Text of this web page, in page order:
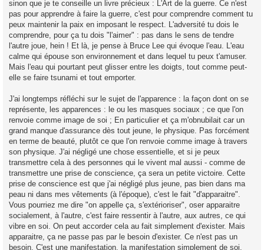
sinon que je te conseille un livre précieux : L'Art de la guerre. Ce n'est
pas pour apprendre à faire la guerre, c'est pour comprendre comment tu
peux maintenir la paix en imposant le respect. L'adversité tu dois le
comprendre, pour ça tu dois "l'aimer" : pas dans le sens de tendre
l'autre joue, hein ! Et là, je pense à Bruce Lee qui évoque l'eau. L'eau
calme qui épouse son environnement et dans lequel tu peux t'amuser.
Mais l'eau qui pourtant peut glisser entre les doigts, tout comme peut-
elle se faire tsunami et tout emporter.
J'ai longtemps réfléchi sur le sujet de l'apparence : la façon dont on se
représente, les apparences : le ou les masques sociaux ; ce que l'on
renvoie comme image de soi ; En particulier et ça m'obnubilait car un
grand manque d'assurance dès tout jeune, le physique. Pas forcément
en terme de beauté, plutôt ce que l'on renvoie comme image à travers
son physique. J'ai négligé une chose essentielle, et si je peux
transmettre cela à des personnes qui le vivent mal aussi - comme de
transmettre une prise de conscience, ça sera un petite victoire. Cette
prise de conscience est que j'ai négligé plus jeune, pas bien dans ma
peau ni dans mes vêtements (à l'époque), c'est le fait "d'apparaitre".
Vous pourriez me dire "on appelle ça, s'extérioriser", oser apparaitre
socialement, à l'autre, c'est faire ressentir à l'autre, aux autres, ce qui
vibre en soi. On peut accorder cela au fait simplement d'exister. Mais
apparaitre, ça ne passe pas par le besoin d'exister. Ce n'est pas un
besoin. C'est une manifestation, la manifestation simplement de soi.